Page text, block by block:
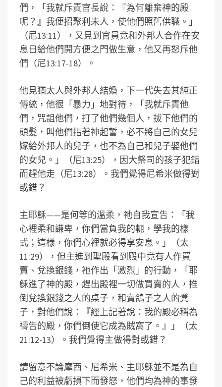
們，「我就斥責官長說：『為何離棄神的殿
呢？』我便招聚利未人，使他們照舊供職。」
（尼13:11），又見到官員竟和外邦人合作在安
息日給他們開方便之門做生意，他又再怒斥他
們（尼13:17-18）。
他見猶太人與外邦人結婚，下一代失去其純正
傳統，他很「暴力」地對待，「我就斥責他
們，咒詛他們，打了他們幾個人，拔下他們的
頭髮，叫他們指著神起誓，必不將自己的女兒
嫁給外邦人的兒子，也不為自己和兒子娶他們
的女兒。」（尼13:25），因大祭司的孩子犯錯
而趕他走（尼13:28）。我們覺得尼希米做得對
或錯？
主耶穌——是何等的溫柔，祂自我宣告：「我
心裡柔和謙卑，你們當負我的軛，學我的樣
式；這樣，你們心裡就必得享安息。」（太
11:29），但主進到聖殿看到殿中竟有人作買
賣、兌換銀錢，祂作出「激烈」的行動，「耶
穌進了神的殿，趕出殿裡一切做買賣的人，推
倒兌換銀錢之人的桌子，和賣鴿子之人的凳
子，對他們說：『經上記著說：我的殿必稱為
禱告的殿，你們倒使它成為賊窩了。』」（太
21:12-13）。我們覺得主做得對或錯？
請留意不論摩西、尼希米、主耶穌並不是為自
己的利益被虧損下而發怒，他們均為神的事發